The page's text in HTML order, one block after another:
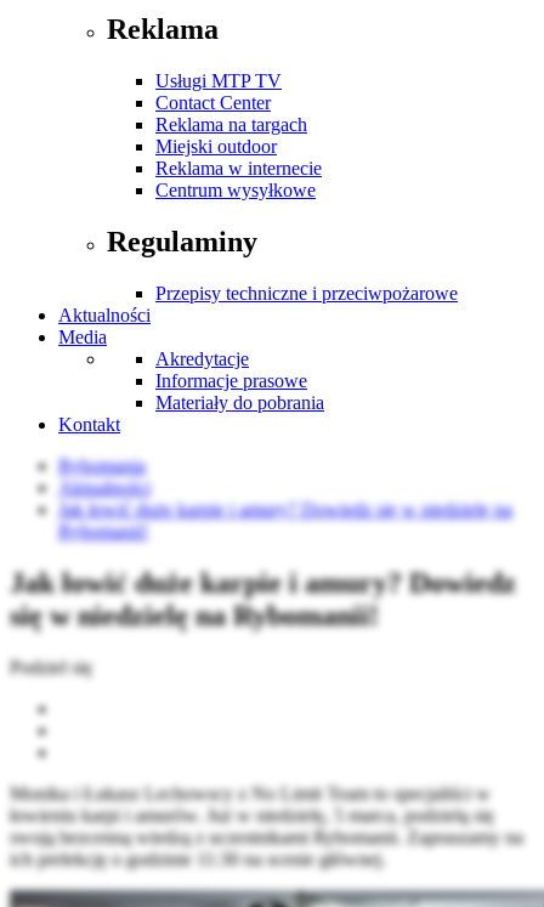
Reklama
Usługi MTP TV
Contact Center
Reklama na targach
Miejski outdoor
Reklama w internecie
Centrum wysyłkowe
Regulaminy
Przepisy techniczne i przeciwpożarowe
Aktualności
Media
Akredytacje
Informacje prasowe
Materiały do pobrania
Kontakt
Rybomania
Aktualności
Jak łowić duże karpie i amury? Dowiedz się w niedzielę na
Rybomanii!
Jak łowić duże karpie i amury? Dowiedz
się w niedzielę na Rybomanii!
Podziel się
Monika i Łukasz Lechowscy z No Limit Team to specjaliści w
łowieniu karpi i amurów. Już w niedzielę, 5 marca, podzielą się
swoją bezcenną wiedzą z uczestnikami Rybomanii. Zapraszamy na
ich prelekcję o godzinie 11:30 na scenie głównej.